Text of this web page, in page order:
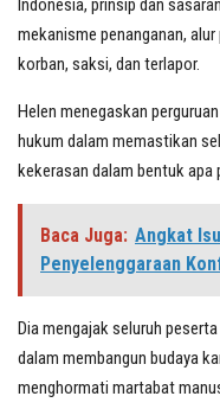
Indonesia, prinsip dan
mekanisme penanganan,
korban, saksi, dan terlapor.
Helen menegaskan
hukum dalam memastikan
kekerasan dalam bentuk apa
Baca Juga: Angkat
Penyelenggaraan
Dia mengajak seluruh
dalam membangun budaya
menghormati martabat